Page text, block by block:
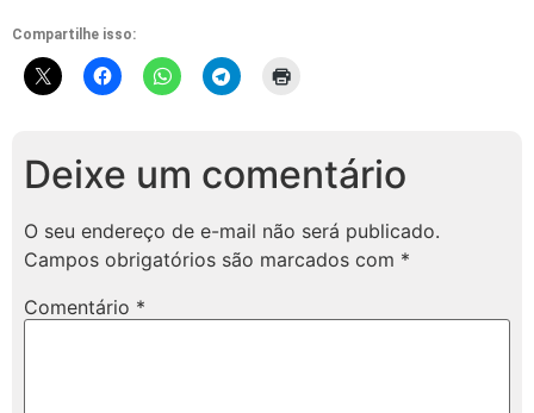
Compartilhe isso:
Deixe um comentário
O seu endereço de e-mail não será publicado.
Campos obrigatórios são marcados com *
Comentário *